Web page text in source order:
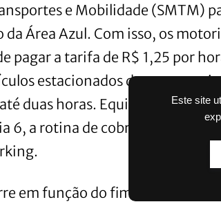
Este site
e Mobilidade (SMTM)
Área Azul. Com isso, os
pagar a tarifa de R$ 1,25 por
estacionados devem
duas horas. Equipes de
6, a rotina de cobrança segue
em função do fim de contrato